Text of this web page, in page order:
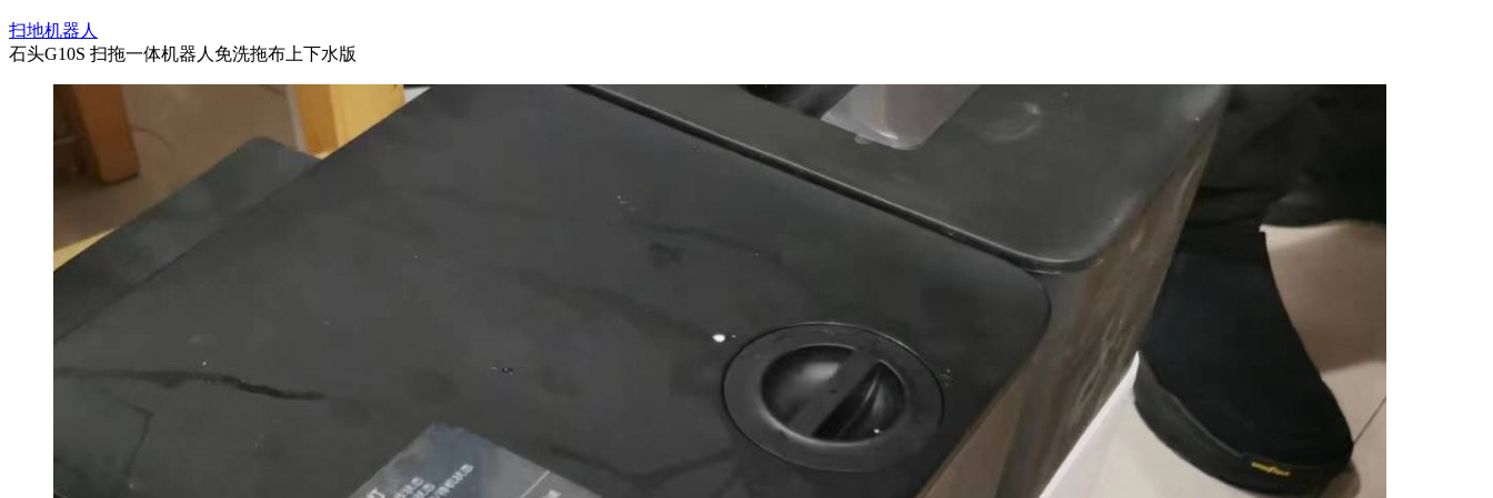
扫地机器人
石头G10S 扫拖一体机器人免洗拖布上下水版